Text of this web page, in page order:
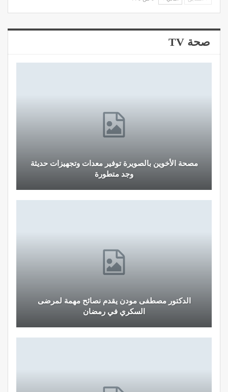
صحة TV
مصحة الأخوين بالصويرة توفير معدات وتجهيزات حديثة
وجد متطورة
الدكتور مصطفى مودن يقدم نصائح مهمة لمرضى
السكري في رمضان